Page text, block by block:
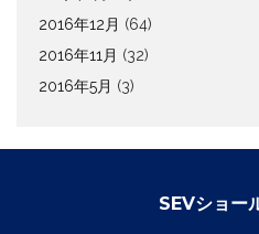
2016年12月 (64)
2016年11月 (32)
2016年5月 (3)
SEVショー